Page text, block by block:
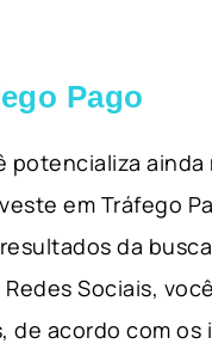
Pago
potencializa ainda
em Tráfego
da
Sociais,
acordo com